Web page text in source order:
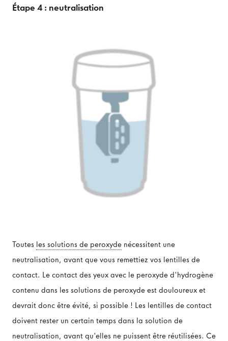
Étape 4 : neutralisation
Toutes les solutions de peroxyde nécessitent une
neutralisation, avant que vous remettiez vos lentilles de
contact. Le contact des yeux avec le peroxyde d'hydrogène
contenu dans les solutions de peroxyde est douloureux et
devrait donc être évité, si possible ! Les lentilles de contact
doivent rester un certain temps dans la solution de
neutralisation, avant qu'elles ne puissent être réutilisées. Ce